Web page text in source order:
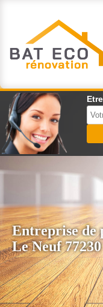
Entreprise de
Le Neuf 77230